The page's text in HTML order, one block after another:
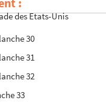
des Etats-Unis
30
31
32
33